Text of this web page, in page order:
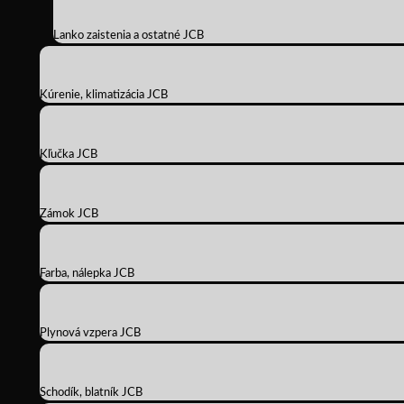
Lanko zaistenia a ostatné JCB
Kúrenie, klimatizácia JCB
Kľučka JCB
Zámok JCB
Farba, nálepka JCB
Plynová vzpera JCB
Schodík, blatník JCB